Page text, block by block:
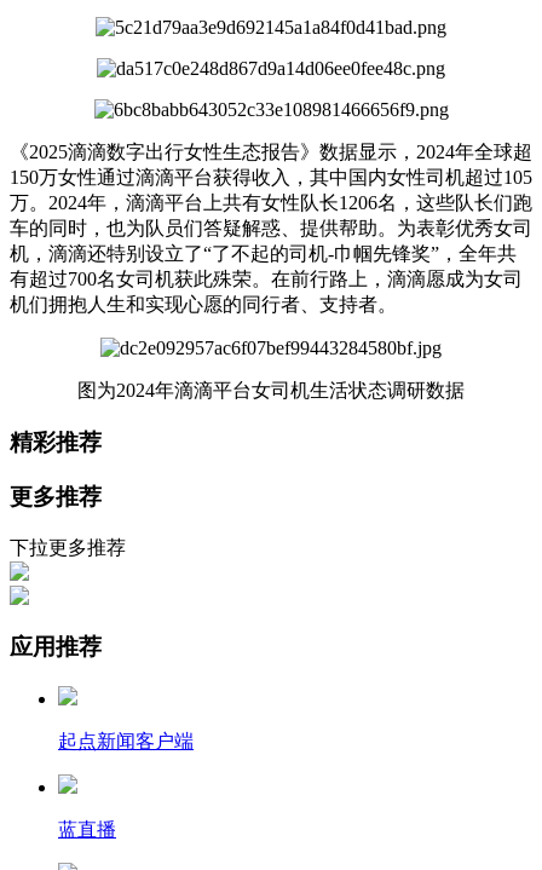
《2025滴滴数字出行女性生态报告》数据显示，2024年全球超
150万女性通过滴滴平台获得收入，其中国内女性司机超过105
万。2024年，滴滴平台上共有女性队长1206名，这些队长们跑
车的同时，也为队员们答疑解惑、提供帮助。为表彰优秀女司
机，滴滴还特别设立了“了不起的司机-巾帼先锋奖”，全年共
有超过700名女司机获此殊荣。在前行路上，滴滴愿成为女司
机们拥抱人生和实现心愿的同行者、支持者。
图为2024年滴滴平台女司机生活状态调研数据
精彩推荐
更多推荐
下拉更多推荐
应用推荐
起点新闻客户端
蓝直播